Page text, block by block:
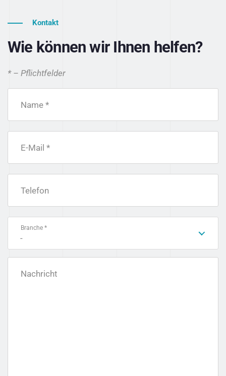
Kontakt
Wie können wir Ihnen helfen?
* – Pflichtfelder
Name *
E-Mail *
Telefon
Branche *
-
Nachricht